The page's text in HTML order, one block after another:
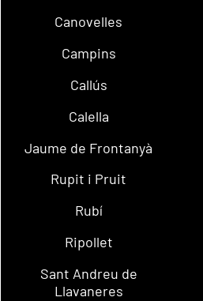
Canovelles
Campins
Callús
Calella
Jaume de Frontanyà
Rupit i Pruit
Rubí
Ripollet
Sant Andreu de
Llavaneres